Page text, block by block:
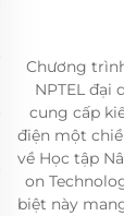
Chương
NPTEL đại
cung cấp
điện một
về Học tập
on
biệt này